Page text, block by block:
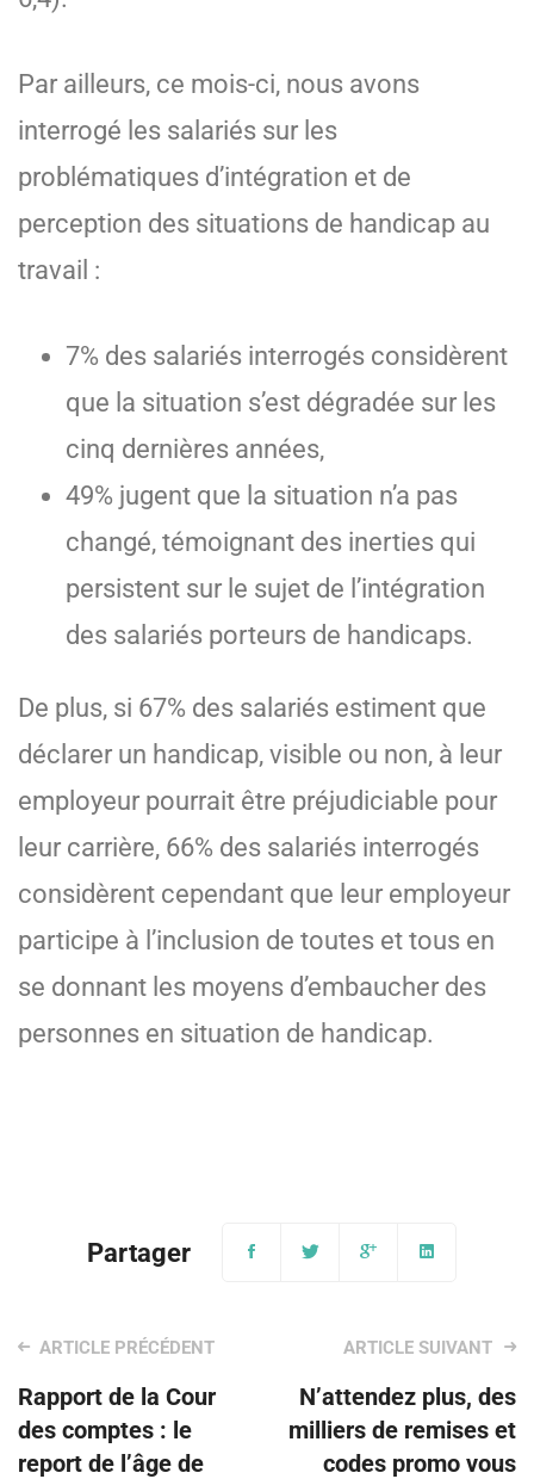
Par ailleurs, ce mois-ci, nous avons
interrogé les salariés sur les
problématiques d’intégration et de
perception des situations de handicap au
travail :
7% des salariés interrogés considèrent
que la situation s’est dégradée sur les
cinq dernières années,
49% jugent que la situation n’a pas
changé, témoignant des inerties qui
persistent sur le sujet de l’intégration
des salariés porteurs de handicaps.
De plus, si 67% des salariés estiment que
déclarer un handicap, visible ou non, à leur
employeur pourrait être préjudiciable pour
leur carrière, 66% des salariés interrogés
considèrent cependant que leur employeur
participe à l’inclusion de toutes et tous en
se donnant les moyens d’embaucher des
personnes en situation de handicap.
Post
navigation
Rapport de la Cour
des comptes : le
report de l’âge de
N’attendez plus, des
milliers de remises et
codes promo vous